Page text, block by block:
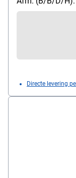
Directe levering